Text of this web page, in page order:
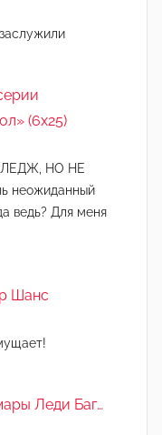
(6х25)
НО НЕ
неожиданный
ведь? Для меня
Шанс
Леди Баг…